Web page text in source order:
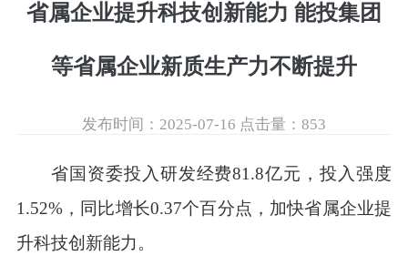
省属企业提升科技创新能力 能投集团
等省属企业新质生产力不断提升
发布时间：2025-07-16 点击量： 853
省国资委投入研发经费81.8亿元，投入强度
1.52%，同比增长0.37个百分点，加快省属企业提
升科技创新能力。